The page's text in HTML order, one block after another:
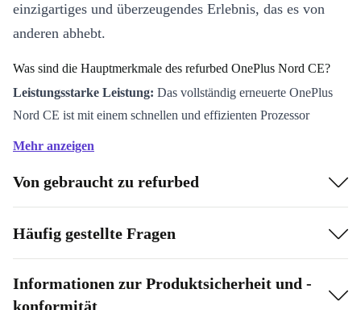
einzigartiges und überzeugendes Erlebnis, das es von
anderen abhebt.
Was sind die Hauptmerkmale des refurbed OnePlus Nord CE?
Leistungsstarke Leistung: Das vollständig erneuerte OnePlus
Nord CE ist mit einem schnellen und effizienten Prozessor
ausgestattet, der reibungsloses Multitasking und nahtlose App-
Atemberaubendes Display:Erlebe lebendige visuelle Effekte
auf dem AMOLED-Display, das scharfe Details und brillante
Farben liefert.
Mehr anzeigen
Von gebraucht zu refurbed
Häufig gestellte Fragen
Informationen zur Produktsicherheit und -
konformität